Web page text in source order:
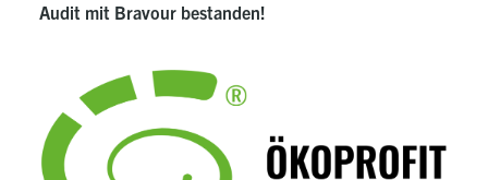
Audit mit Bravour bestanden!